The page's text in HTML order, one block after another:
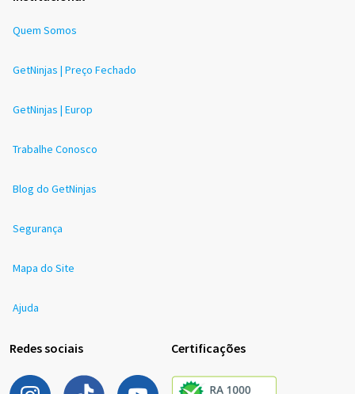
Quem Somos
GetNinjas | Preço Fechado
GetNinjas | Europ
Trabalhe Conosco
Blog do GetNinjas
Segurança
Mapa do Site
Ajuda
Redes sociais Certificações